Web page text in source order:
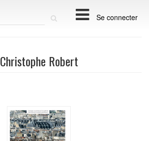
Se connecter
Christophe Robert